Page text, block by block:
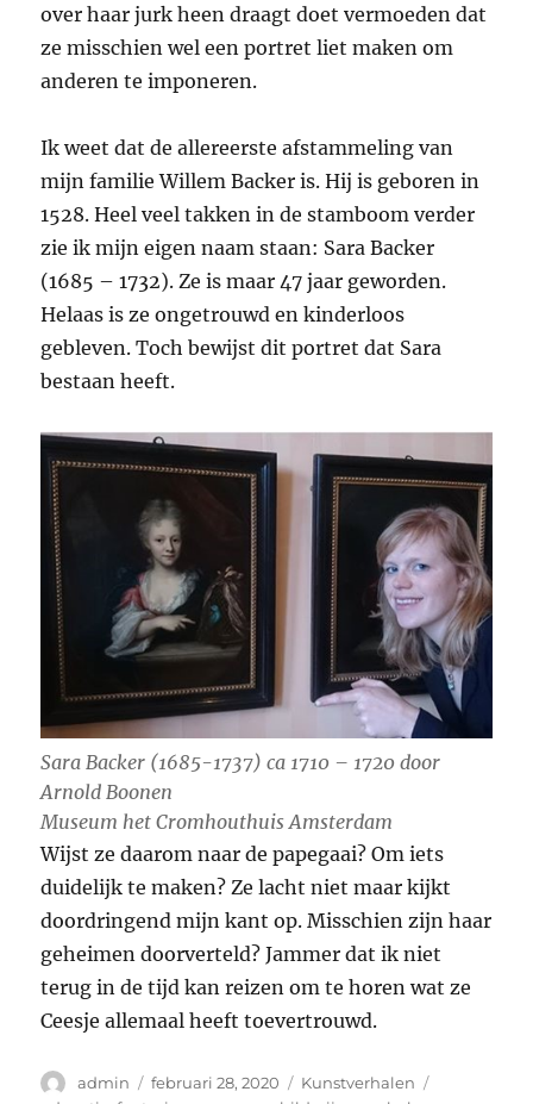
over haar jurk heen draagt doet vermoeden dat
ze misschien wel een portret liet maken om
anderen te imponeren.
Ik weet dat de allereerste afstammeling van
mijn familie Willem Backer is. Hij is geboren in
1528. Heel veel takken in de stamboom verder
zie ik mijn eigen naam staan: Sara Backer
(1685 – 1732). Ze is maar 47 jaar geworden.
Helaas is ze ongetrouwd en kinderloos
gebleven. Toch bewijst dit portret dat Sara
bestaan heeft.
Sara Backer (1685-1737) ca 1710 – 1720 door
Arnold Boonen
Museum het Cromhouthuis Amsterdam
Wijst ze daarom naar de papegaai? Om iets
duidelijk te maken? Ze lacht niet maar kijkt
doordringend mijn kant op. Misschien zijn haar
geheimen doorverteld? Jammer dat ik niet
terug in de tijd kan reizen om te horen wat ze
Ceesje allemaal heeft toevertrouwd.
Auteur
admin
Geplaatst
februari 28, 2020 Categorieën
Kunstverhalen